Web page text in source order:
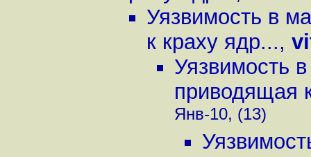
Уязвимость в
к краху ядр...,
Уязвимость
приводящая
Янв-10, (13)